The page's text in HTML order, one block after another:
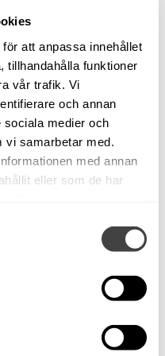
att anpassa innehållet
tillhandahålla funktioner
vår trafik. Vi
och annan
sociala medier och
samarbetar med.
med annan
eller som de har
Bra
08-57145120 eller
Bra